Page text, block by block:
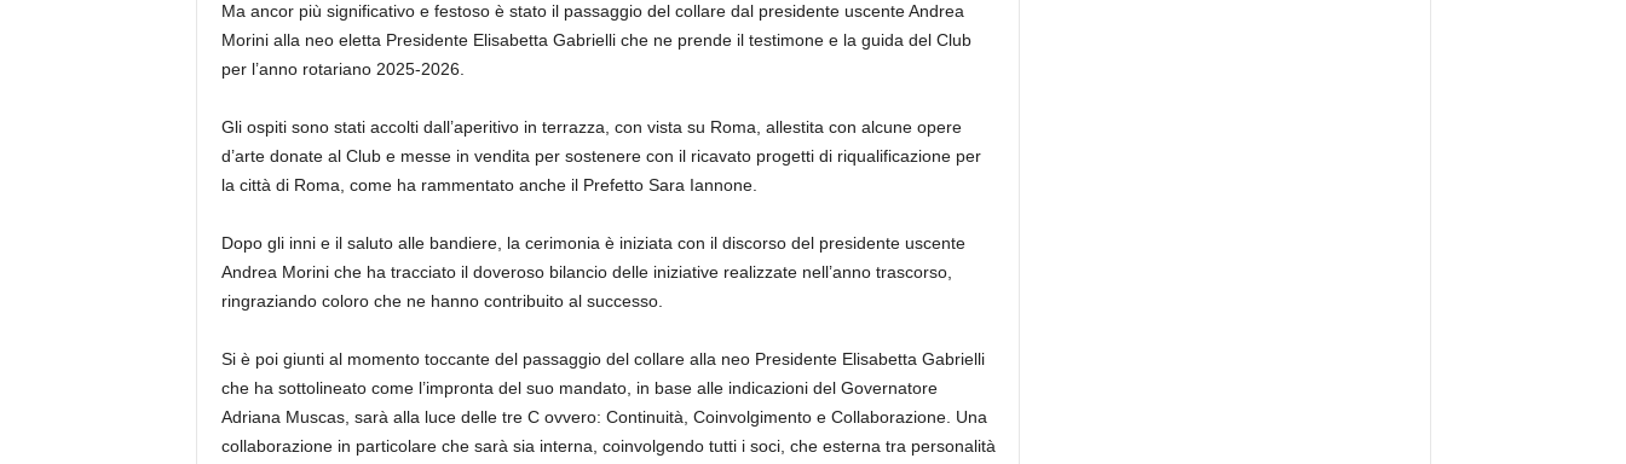
Ma ancor più significativo e festoso è stato il passaggio del collare dal presidente uscente Andrea
Morini alla neo eletta Presidente Elisabetta Gabrielli che ne prende il testimone e la guida del Club
per l’anno rotariano 2025-2026.
Gli ospiti sono stati accolti dall’aperitivo in terrazza, con vista su Roma, allestita con alcune opere
d’arte donate al Club e messe in vendita per sostenere con il ricavato progetti di riqualificazione per
la città di Roma, come ha rammentato anche il Prefetto Sara Iannone.
Dopo gli inni e il saluto alle bandiere, la cerimonia è iniziata con il discorso del presidente uscente
Andrea Morini che ha tracciato il doveroso bilancio delle iniziative realizzate nell’anno trascorso,
ringraziando coloro che ne hanno contribuito al successo.
Si è poi giunti al momento toccante del passaggio del collare alla neo Presidente Elisabetta Gabrielli
che ha sottolineato come l’impronta del suo mandato, in base alle indicazioni del Governatore
Adriana Muscas, sarà alla luce delle tre C ovvero: Continuità, Coinvolgimento e Collaborazione. Una
collaborazione in particolare che sarà sia interna, coinvolgendo tutti i soci, che esterna tra personalità